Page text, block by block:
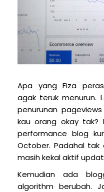
Apa yang Fiza
agak teruk menurun.
penurunan
kau orang okay tak?
performance blog
October. Padahal
masih kekal aktif
Kemudian ada
algorithm berubah.